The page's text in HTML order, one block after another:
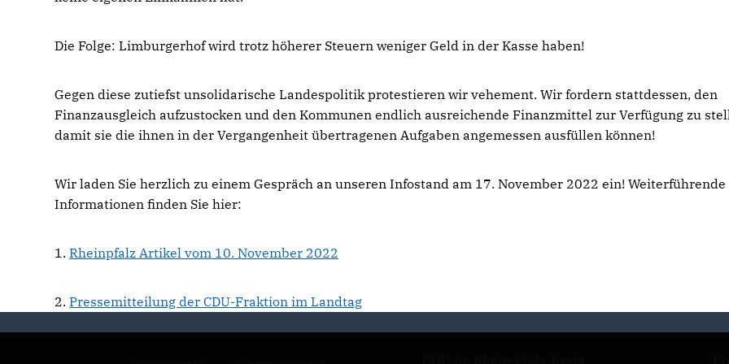
Die Folge: Limburgerhof wird trotz höherer Steuern weniger Geld in der Kasse haben!
Gegen diese zutiefst unsolidarische Landespolitik protestieren wir vehement. Wir fordern stattdessen, den
Finanzausgleich aufzustocken und den Kommunen endlich ausreichende Finanzmittel zur Verfügung zu
damit sie die ihnen in der Vergangenheit übertragenen Aufgaben angemessen ausfüllen können!
Wir laden Sie herzlich zu einem Gespräch an unseren Infostand am 17. November 2022 ein! Weiterführende
Informationen finden Sie hier:
1.Rheinpfalz Artikel vom 10. November 2022
2.Pressemitteilung der CDU-Fraktion im Landtag